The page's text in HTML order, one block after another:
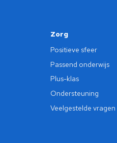
Zorg
Positieve sfeer
Passend onderwijs
Plus-klas
Ondersteuning
Veelgestelde vragen